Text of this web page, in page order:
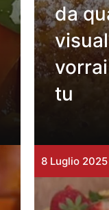
da
tu
8 Luglio 2025